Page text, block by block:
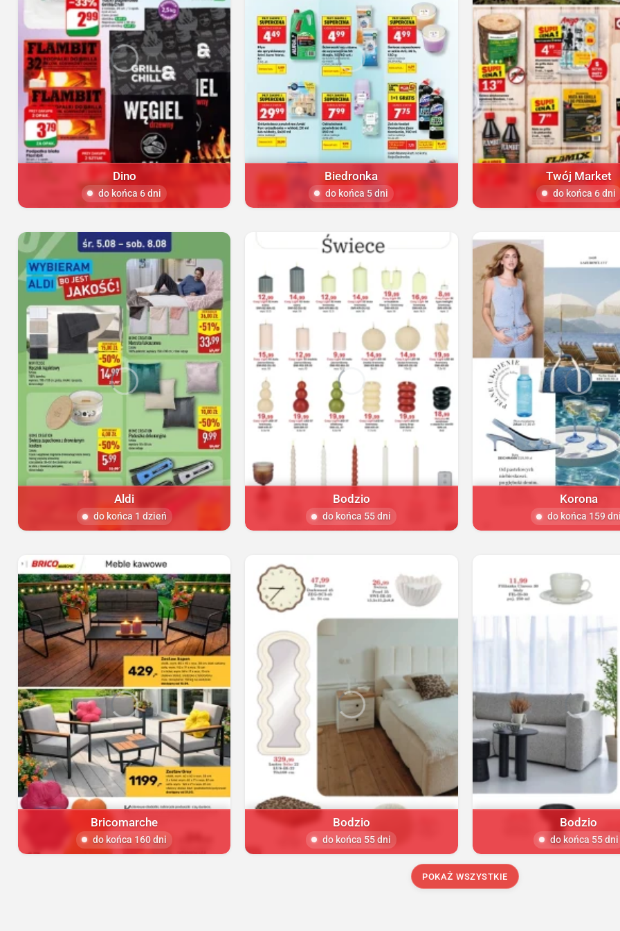
Dino
do końca 6 dni
Biedronka
do końca 5 dni
Twój Market
do końca 6 dni
Aldi
do końca 1 dzień
Bodzio
do końca 55 dni
Korona
do końca 159
Bricomarche
do końca 160 dni
Bodzio
do końca 55 dni
Bodzio
do końca 55 dni
POKAŻ WSZYSTKIE